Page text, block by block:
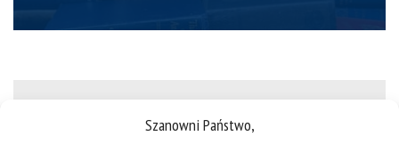
Szanowni Państwo,
Projekty badawcze